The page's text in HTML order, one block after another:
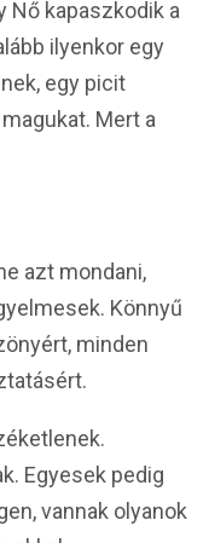
Nő kapaszkodik a
ilyenkor egy
egy picit
Mert a
azt mondani,
Könnyű
minden
Egyesek pedig
vannak olyanok